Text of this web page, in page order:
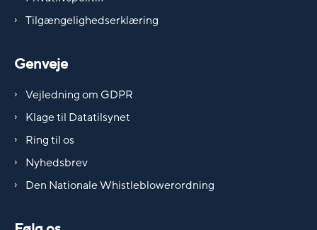
Tilgængelighedserklæring
Genveje
Vejledning om GDPR
Klage til Datatilsynet
Ring til os
Nyhedsbrev
Den Nationale Whistleblowerordning